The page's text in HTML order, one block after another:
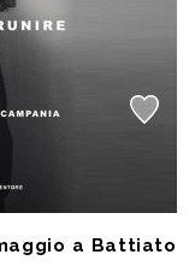
a Battiato